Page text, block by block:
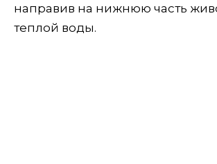
направив на нижнюю часть
теплой воды.